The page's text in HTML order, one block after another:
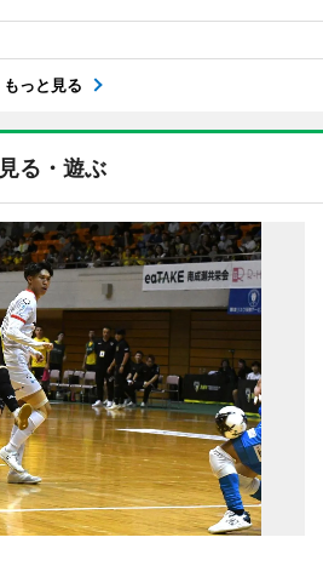
もっと見る
見る・遊ぶ